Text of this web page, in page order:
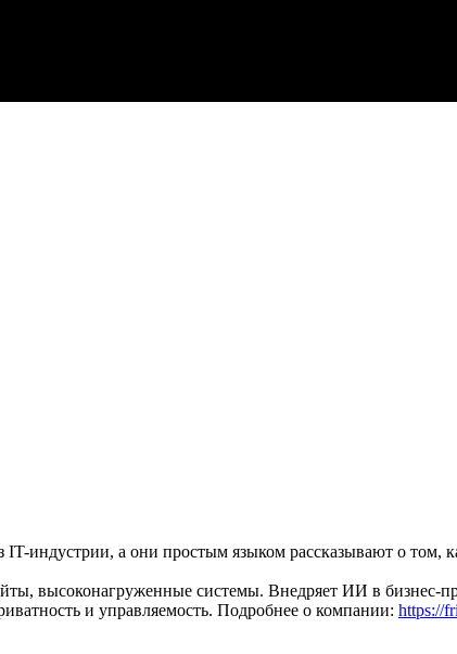
индустрии, а они простым языком рассказывают о том,
высоконагруженные системы. Внедряет ИИ в бизнес-
и управляемость. Подробнее о компании: https://